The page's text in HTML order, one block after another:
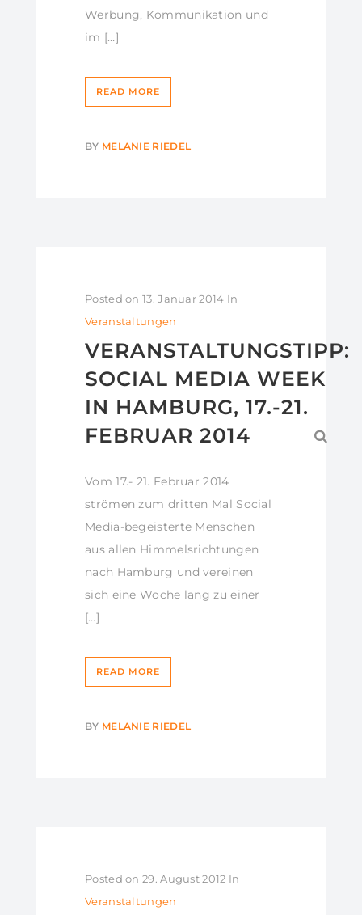
Werbung, Kommunikation und
im […]
READ MORE
BY MELANIE RIEDEL
Posted on 13. Januar 2014 In
Veranstaltungen
VERANSTALTUNGSTIPP:
SOCIAL MEDIA WEEK
IN HAMBURG, 17.-21.
FEBRUAR 2014
Vom 17.- 21. Februar 2014
strömen zum dritten Mal Social
Media-begeisterte Menschen
aus allen Himmelsrichtungen
nach Hamburg und vereinen
sich eine Woche lang zu einer
[…]
READ MORE
BY MELANIE RIEDEL
Posted on 29. August 2012 In
Veranstaltungen